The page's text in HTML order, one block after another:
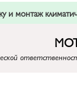
и монтаж